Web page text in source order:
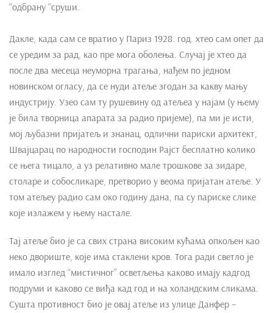
“одбрану “сруши.
Дакле, када сам се вратио у Париз 1928. год. хтео сам опет да
се уредим за рад, као пре мога оболења. Случај је хтео да
после два месеца неуморна трагања, нађем по једном
новинском огласу, да се нуди атеље згодан за какву мању
индустрију. Узео сам ту рушевину од атељеа у најам (у њему
је била творница апарата за радио пријеме), па ми је исти,
мој љубазни пријатељ и знанац, одлични париски архитект,
Швајцарац по народности господин Рајст бесплатно колико
се њега тицало, а уз релативно мале трошкове за зидаре,
столаре и собосликаре, претворио у веома пријатан атеље. У
том атељеу радио сам око годину дана, па су париске слике
које излажем у њему настале.
Тај атеље био је са свих страна високим кућама опкољен као
неко двориште, које има стаклени кров. Тога ради светло је
имало изглед “мистичног” осветљења каково имају кадгод
подруми и каково се виђа кад год и на холандским сликама.
Сушта противност био је овај атеље из улице Данфер –